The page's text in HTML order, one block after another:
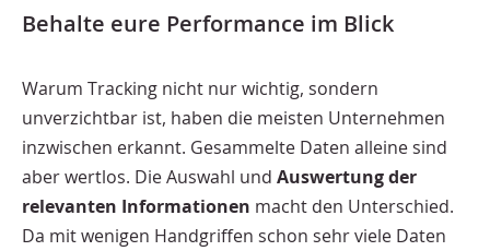
Behalte eure Performance im Blick
Warum Tracking nicht nur wichtig, sondern
unverzichtbar ist, haben die meisten Unternehmen
inzwischen erkannt. Gesammelte Daten alleine sind
aber wertlos. Die Auswahl und Auswertung der
relevanten Informationen macht den Unterschied.
Da mit wenigen Handgriffen schon sehr viele Daten